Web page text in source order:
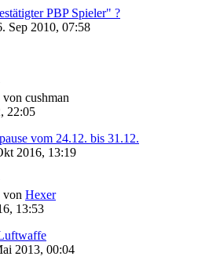
PBP Spieler" ?
Sep 2010, 07:58
von cushman
22:05
vom 24.12. bis 31.12.
2016, 13:19
von Hexer
13:53
2013, 00:04